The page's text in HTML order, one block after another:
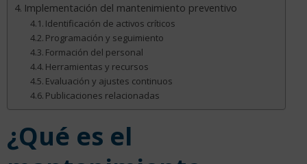
Implementación del mantenimiento preventivo
Identificación de activos críticos
Programación y seguimiento
Formación del personal
Herramientas y recursos
Evaluación y ajustes continuos
Publicaciones relacionadas
¿Qué es el